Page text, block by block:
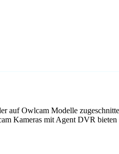
auf Owlcam Modelle
Kameras mit Agent DVR bieten